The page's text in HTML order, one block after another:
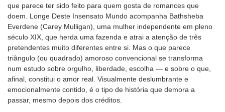
que parece ter sido feito para quem gosta de romances que
doem. Longe Deste Insensato Mundo acompanha Bathsheba
Everdene (Carey Mulligan), uma mulher independente em pleno
século XIX, que herda uma fazenda e atrai a atenção de três
pretendentes muito diferentes entre si. Mas o que parece
triângulo (ou quadrado) amoroso convencional se transforma
num estudo sobre orgulho, liberdade, escolha — e sobre o que,
afinal, constitui o amor real. Visualmente deslumbrante e
emocionalmente contido, é o tipo de história que demora a
passar, mesmo depois dos créditos.